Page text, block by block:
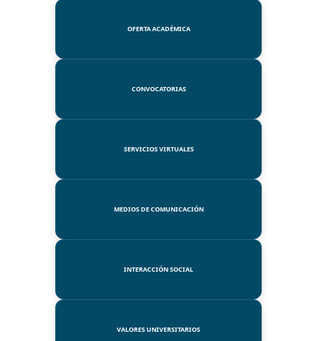
OFERTA ACADÉMICA
CONVOCATORIAS
SERVICIOS VIRTUALES
MEDIOS DE COMUNICACIÓN
INTERACCIÓN SOCIAL
VALORES UNIVERSITARIOS